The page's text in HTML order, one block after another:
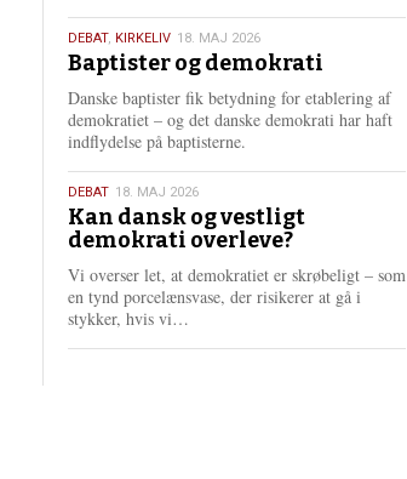
18.
maj
2026
DEBAT, KIRKELIV 18. MAJ 2026
Baptister og demokrati
Danske baptister fik betydning for etablering af
demokratiet – og det danske demokrati har haft
indflydelse på baptisterne.
18.
maj
2026
DEBAT 18. MAJ 2026
Kan dansk og vestligt
demokrati overleve?
Vi overser let, at demokratiet er skrøbeligt – som
en tynd porcelænsvase, der risikerer at gå i
stykker, hvis vi…